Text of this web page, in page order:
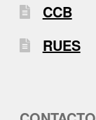
CCB
RUES